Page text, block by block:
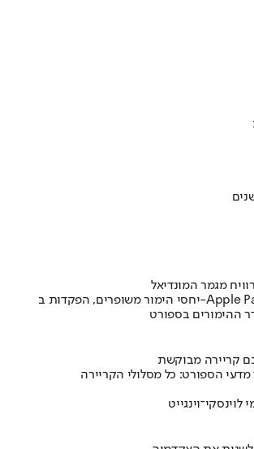
מגמר המונדיאל
ההימורים בספורט
קריירה מבוקשת
הספורט: כל מסלולי הקריירה